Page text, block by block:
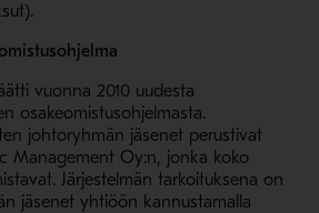
vuonna 2010 uudesta
osakeomistusohjelmasta.
johtoryhmän jäsenet perustivat
Management Oy:n, jonka koko
Järjestelmän tarkoituksena on
jäsenet yhtiöön kannustamalla